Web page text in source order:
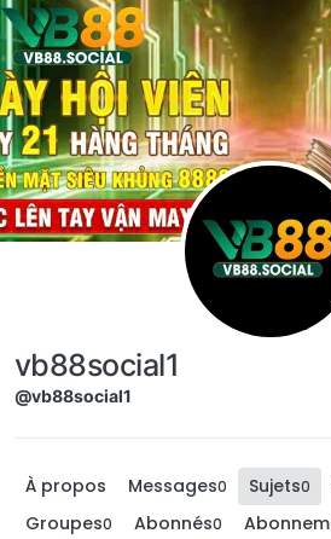
Aller directement au contenu
vb88social1
@vb88social1
À propos Messages0 Sujets0
Groupes0 Abonnés0